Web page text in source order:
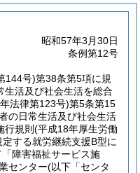
昭和57年3月30日
条例第12号
144号)第38条第5項に規
生活及び社会生活を総合
法律第123号)第5条第15
の日常生活及び社会生活
行規則 (平成18年厚生労働
する就労継続支援B型に
「障害福祉サービス施
センター(以下「センタ